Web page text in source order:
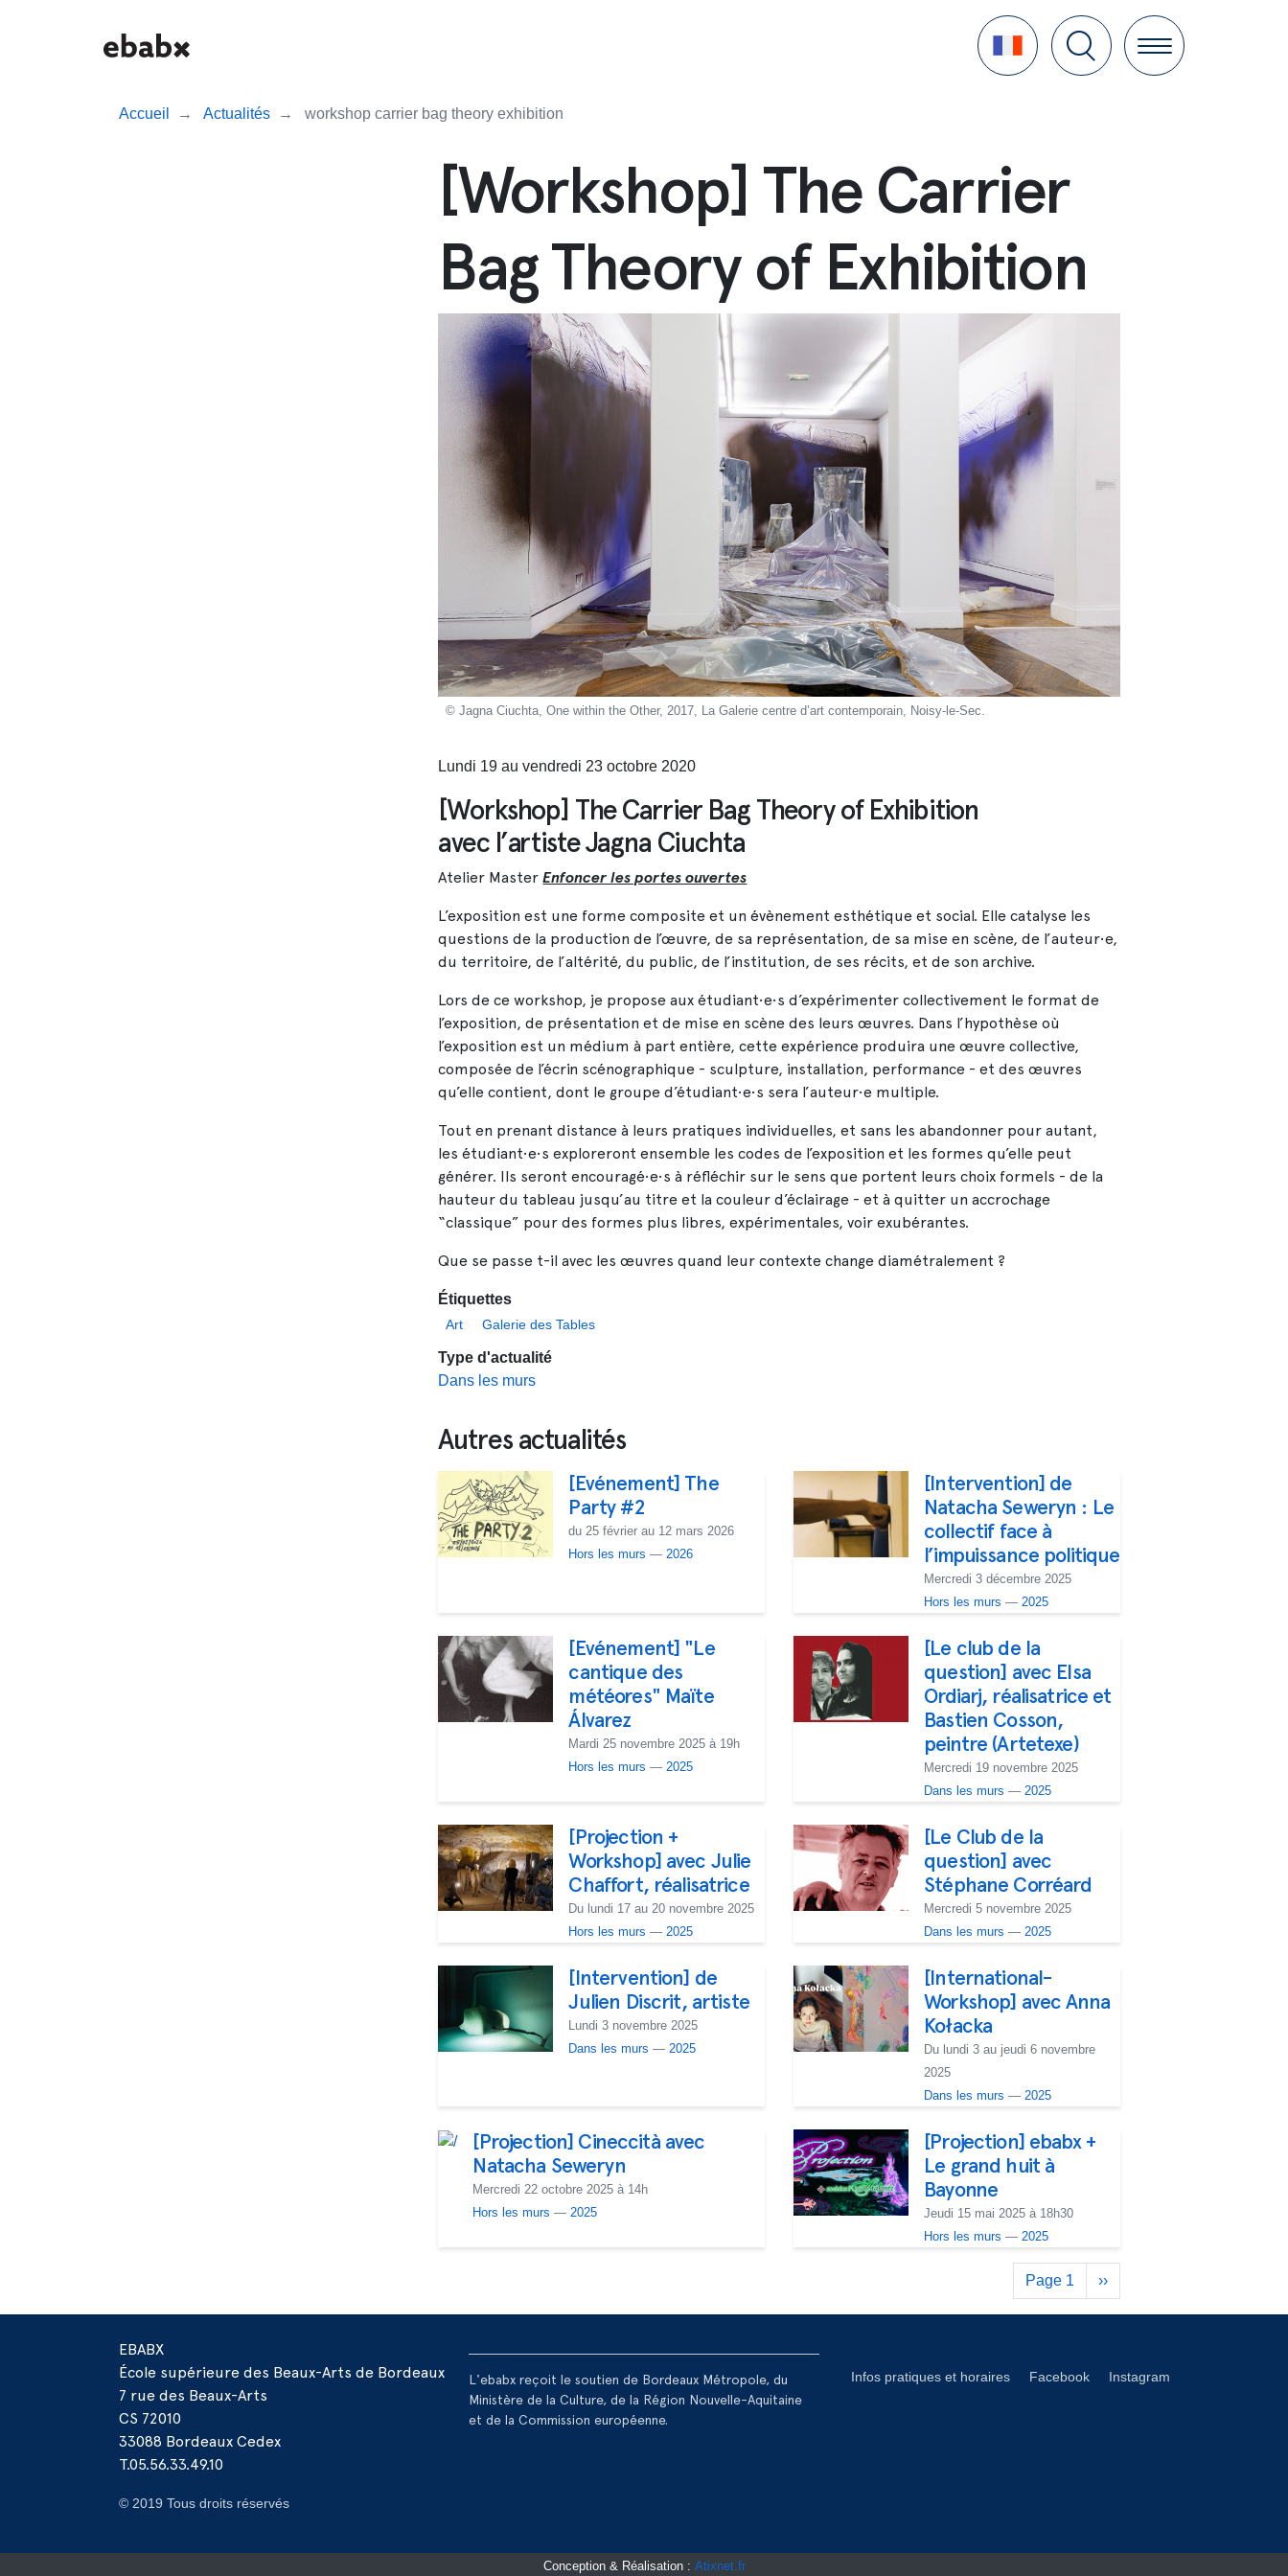
Language
Accueil Actualités workshop carrier bag theory exhibition
[Workshop] The Carrier
Bag Theory of Exhibition
© Jagna Ciuchta, One within the Other, 2017, La Galerie centre d’art contemporain, Noisy-le-Sec.
Lundi 19 au vendredi 23 octobre 2020
[Workshop] The Carrier Bag Theory of Exhibition
avec l’artiste Jagna Ciuchta
Atelier MasterEnfoncer les portes ouvertes
L’exposition est une forme composite et un évènement esthétique et social. Elle catalyse les
questions de la production de l’œuvre, de sa représentation, de sa mise en scène, de l’auteur•e,
du territoire, de l’altérité, du public, de l’institution, de ses récits, et de son archive.
Lors de ce workshop, je propose aux étudiant•e•s d’expérimenter collectivement le format de
l’exposition, de présentation et de mise en scène des leurs œuvres. Dans l’hypothèse où
l’exposition est un médium à part entière, cette expérience produira une œuvre collective,
composée de l’écrin scénographique - sculpture, installation, performance - et des œuvres
qu’elle contient, dont le groupe d’étudiant•e•s sera l’auteur•e multiple.
Tout en prenant distance à leurs pratiques individuelles, et sans les abandonner pour autant,
les étudiant•e•s exploreront ensemble les codes de l’exposition et les formes qu’elle peut
générer. Ils seront encouragé•e•s à réfléchir sur le sens que portent leurs choix formels - de la
hauteur du tableau jusqu’au titre et la couleur d’éclairage - et à quitter un accrochage
“classique” pour des formes plus libres, expérimentales, voir exubérantes.
Que se passe t-il avec les œuvres quand leur contexte change diamétralement ?
Étiquettes
Art Galerie des Tables
Type d'actualité
Dans les murs
Autres actualités
[Evénement] The
Party #2
du 25 février au 12 mars 2026
Hors les murs —2026
[Intervention] de
Natacha Seweryn : Le
collectif face à
l’impuissance politique
Mercredi 3 décembre 2025
Hors les murs —2025
[Evénement] "Le
cantique des
météores" Maïte
Álvarez
Mardi 25 novembre 2025 à 19h
Hors les murs —2025
[Le club de la
question] avec Elsa
Ordiarj, réalisatrice et
Bastien Cosson,
peintre (Artetexe)
Mercredi 19 novembre 2025
Dans les murs —2025
[Projection +
Workshop] avec Julie
Chaffort, réalisatrice
Du lundi 17 au 20 novembre 2025
Hors les murs —2025
[Le Club de la
question] avec
Stéphane Corréard
Mercredi 5 novembre 2025
Dans les murs —2025
[Intervention] de
Julien Discrit, artiste
Lundi 3 novembre 2025
Dans les murs —2025
[International-
Workshop] avec Anna
Kołacka
Du lundi 3 au jeudi 6 novembre
2025
Dans les murs —2025
[Projection] Cineccità avec
Natacha Seweryn
Mercredi 22 octobre 2025 à 14h
Hors les murs —2025
[Projection] ebabx +
Le grand huit à
Bayonne
Jeudi 15 mai 2025 à 18h30
Hors les murs —2025
Pagination
Page 1
Page
suivante
››
EBABX
École supérieure des Beaux-Arts de Bordeaux
7 rue des Beaux-Arts
CS 72010
33088 Bordeaux Cedex
T.05.56.33.49.10
© 2019 Tous droits réservés
L'ebabx reçoit le soutien de Bordeaux Métropole, du
Ministère de la Culture, de la Région Nouvelle-Aquitaine
et de la Commission européenne.
Réseaux footer
Infos pratiques et horaires Facebook Instagram
Conception & Réalisation : Atixnet.fr